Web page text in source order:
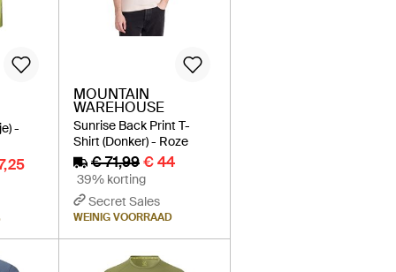
-
MOUNTAIN
WAREHOUSE
Sunrise Back Print T-
Shirt (Donker) - Roze
€ 71,99€ 44
39% korting
Secret Sales
WEINIG VOORRAAD